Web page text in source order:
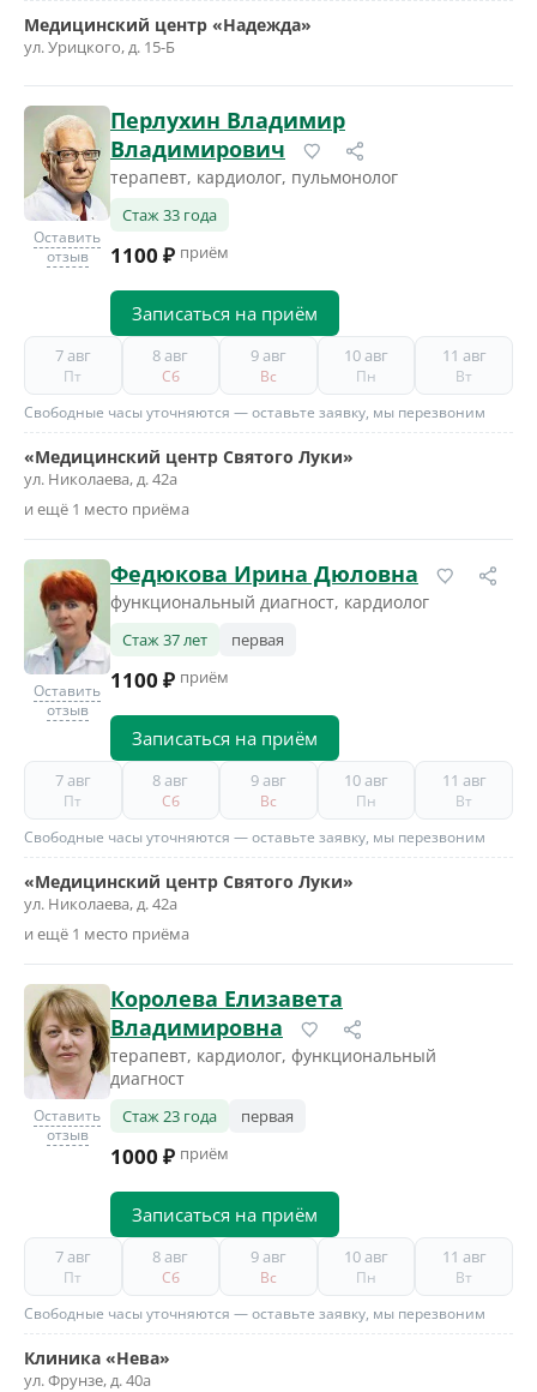
Медицинский центр «Надежда»
ул. Урицкого, д. 15-Б
Оставить
отзыв
Перлухин Владимир
Владимирович
терапевт, кардиолог, пульмонолог
Стаж 33 года
1100 ₽ приём
Записаться на приём
7 авг
Пт
8 авг
Сб
9 авг
Вс
10 авг
Пн
11 авг
Вт
Свободные часы уточняются — оставьте заявку, мы перезвоним
«Медицинский центр Святого Луки»
ул. Николаева, д. 42а
и ещё 1 место приёма
Оставить
отзыв
Федюкова Ирина Дюловна
функциональный диагност, кардиолог
Стаж 37 лет первая
1100 ₽ приём
Записаться на приём
7 авг
Пт
8 авг
Сб
9 авг
Вс
10 авг
Пн
11 авг
Вт
Свободные часы уточняются — оставьте заявку, мы перезвоним
«Медицинский центр Святого Луки»
ул. Николаева, д. 42а
и ещё 1 место приёма
Оставить
отзыв
Королева Елизавета
Владимировна
терапевт, кардиолог, функциональный
диагност
Стаж 23 года первая
1000 ₽ приём
Записаться на приём
7 авг
Пт
8 авг
Сб
9 авг
Вс
10 авг
Пн
11 авг
Вт
Свободные часы уточняются — оставьте заявку, мы перезвоним
Клиника «Нева»
ул. Фрунзе, д. 40а